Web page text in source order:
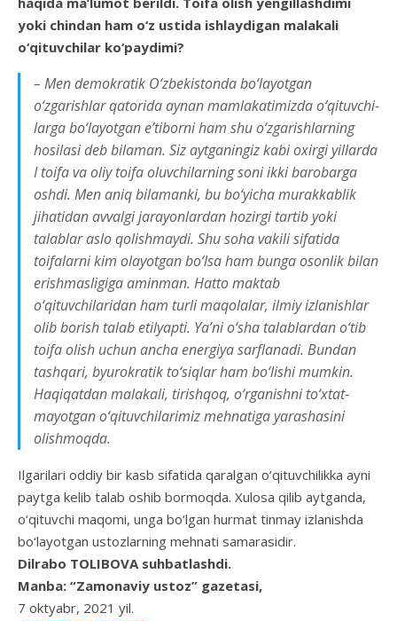
yoki chindan ham o‘z ustida ishlaydigan malakali
o‘qituvchilar ko‘paydimi?
– Men demokratik O‘zbekistonda bo‘layotgan
o‘zgarishlar qatorida aynan mamlakatimizda o‘qituvchi­
larga bo‘layotgan e’tiborni ham shu o‘zgarishlarning
hosilasi deb bilaman. Siz aytganingiz kabi oxirgi yillarda
I toifa va oliy toifa oluvchilarning soni ikki barobarga
oshdi. Men aniq bilamanki, bu bo‘yicha murakkablik
jihatidan avvalgi jarayonlardan hozirgi tartib yoki
talablar aslo qolishmaydi. Shu soha vakili sifatida
toifalarni kim olayotgan bo‘lsa ham bunga osonlik bilan
erishmasligiga aminman. Hatto maktab
o‘qituvchilaridan ham turli maqolalar, ilmiy izlanishlar
olib borish talab etilyapti. Ya’ni o‘sha talablardan o‘tib
toifa olish uchun ancha energiya sarflanadi. Bundan
tashqari, byurokratik to‘siqlar ham bo‘lishi mumkin.
Haqiqatdan malakali, tirishqoq, o‘rganishni to‘xtat­
mayotgan o‘qituvchilarimiz mehnati­ga yarashasini
olishmoqda.
Ilgarilari oddiy bir kasb sifatida qaralgan o‘qituvchilikka ayni
paytga kelib talab oshib bormoqda. Xulo­sa qilib aytganda,
o‘qituvchi ma­qomi, unga bo‘lgan hurmat tinmay izlanishda
bo‘layotgan ustozlarning mehnati samarasidir.
Dilrabo TOLIBOVA suhbatlashdi.
Manba: “Zamonaviy ustoz” gazetasi,
7 oktyabr, 2021 yil.